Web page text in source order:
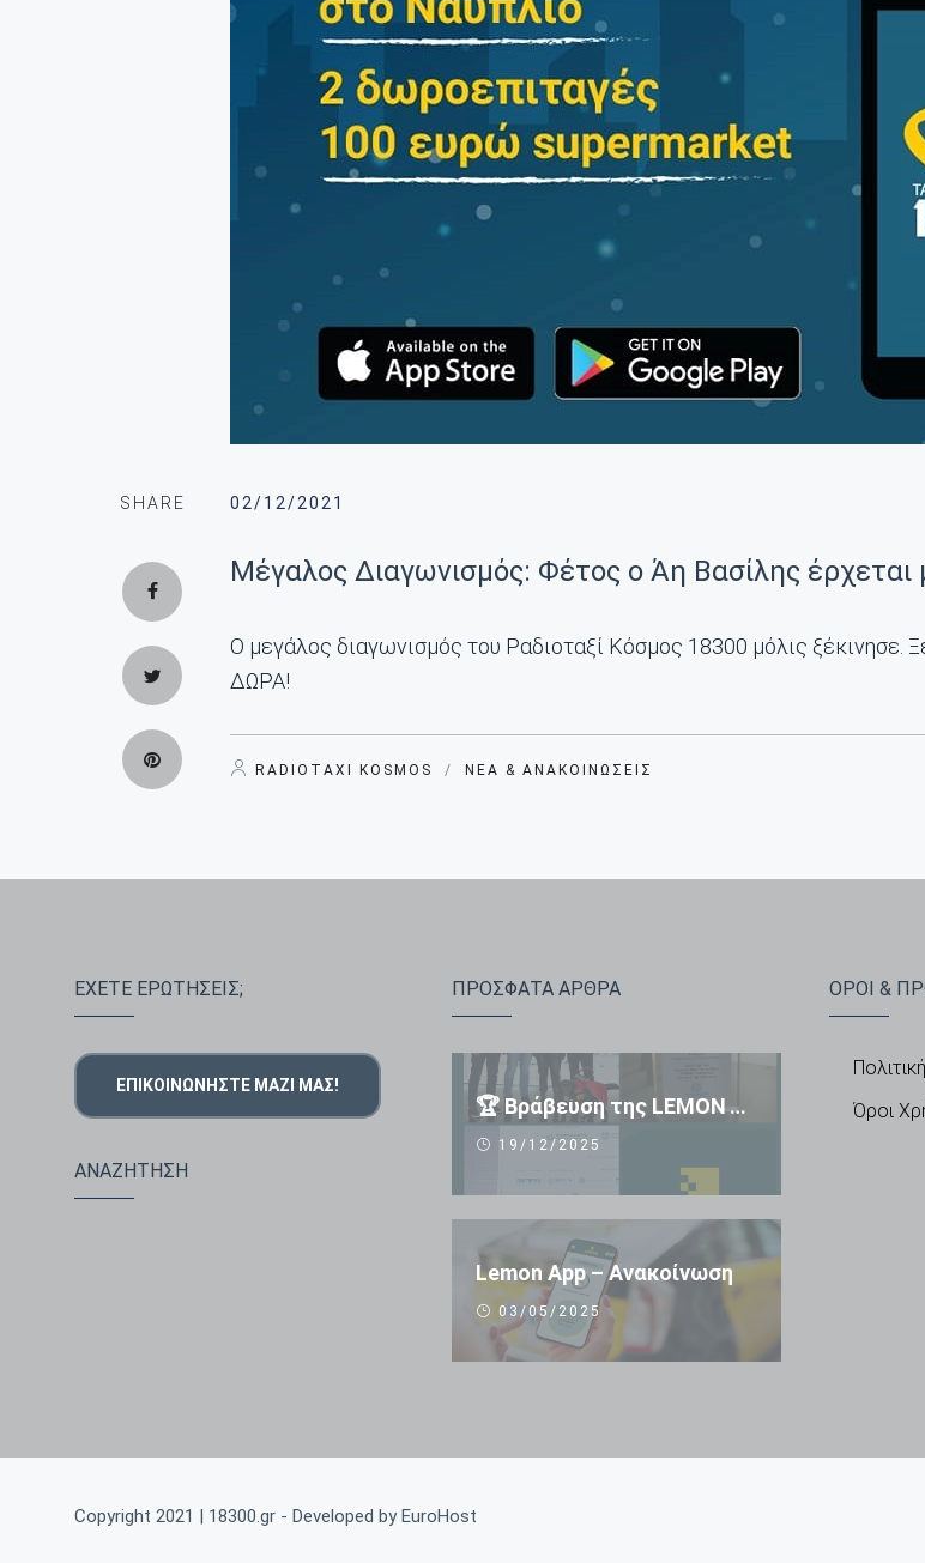
SHARE 02/12/2021
Mέγαλος Διαγωνισμός: Φέτος ο Άη Βασίλης έρχεται
Ο μεγάλος διαγωνισμός του Ραδιοταξί Κόσμος 18300 μόλις ξέκινησε.
ΔΩΡΑ!
RADIOTAXI KOSMOS / ΝΈΑ & ΑΝΑΚΟΙΝΏΣΕΙΣ
ΕΧΕΤΕ ΕΡΩΤΗΣΕΙΣ;
ΕΠΙΚΟΙΝΩΝΉΣΤΕ ΜΑΖΊ ΜΑΣ!
ΑΝΑΖΗΤΗΣΗ
ΠΡΟΣΦΑΤΑ ΑΡΘΡΑ
🏆 Βράβευση της LEMON TAXI APP 🏆
19/12/2025
Lemon App – Ανακοίνωση
03/05/2025
ΟΡΟΙ &
Όροι
Copyright 2021 | 18300.gr - Developed byEuroHost